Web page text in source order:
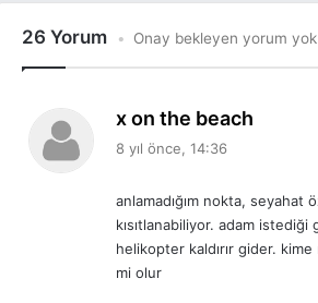
26 Yorum Onay bekleyen yorum yok
x on the beach
8 yıl önce, 14:36
anlamadığım nokta, seyahat
kısıtlanabiliyor. adam istediği
helikopter kaldırır gider.
mi olur